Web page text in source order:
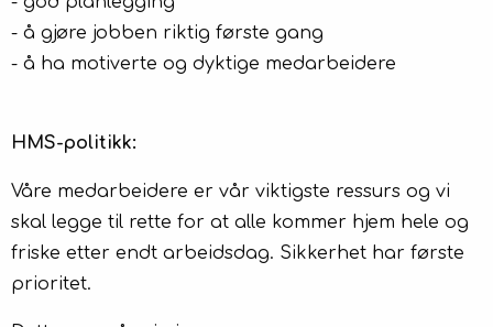
- å gjøre jobben riktig første gang
- å ha motiverte og dyktige medarbeidere
HMS-politikk:
Våre medarbeidere er vår viktigste ressurs og vi
skal legge til rette for at alle kommer hjem hele og
friske etter endt arbeidsdag. Sikkerhet har første
prioritet.